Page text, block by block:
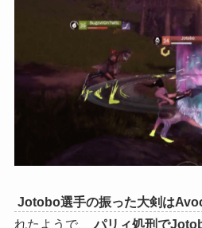
Jotobo選手の振った大剣は
れたようで、
パリィ処刑で